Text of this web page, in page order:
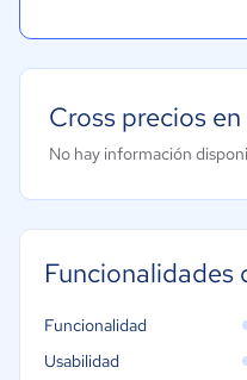
Cross precios en
No hay información
Funcionalidades
Funcionalidad
Usabilidad